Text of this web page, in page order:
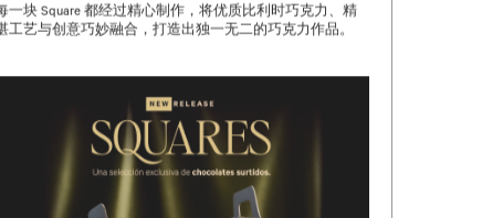
一块 Square 都经过精心制作，将优质比利时巧克力、精
工艺与创意巧妙融合，打造出独一无二的巧克力作品。